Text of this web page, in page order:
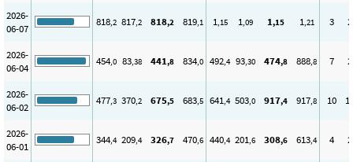
2026-
06-07
818,2 817,2 818,2 819,1 1,15 1,09 1,15 1,21 3 2
2026-
06-04
454,0 83,38 441,8 834,0 492,4 93,30 474,8 888,8 7 2
2026-
06-02
477,3 370,2 675,5 683,5 641,4 503,0 917,4 917,8 10
2026-
06-01
344,4 209,4 326,7 470,6 440,4 201,6 308,6 613,4 4 2